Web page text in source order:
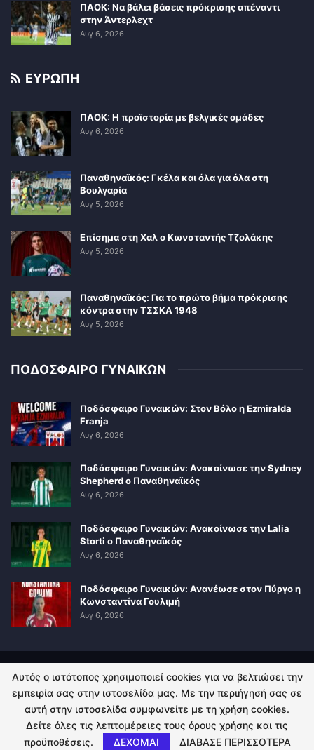
ΠΑΟΚ: Να βάλει βάσεις πρόκρισης απέναντι
στην Άντερλεχτ
Αυγ 6, 2026
ΕΥΡΩΠΗ
ΠΑΟΚ: Η προϊστορία με βελγικές ομάδες
Αυγ 6, 2026
Παναθηναϊκός: Γκέλα και όλα για όλα στη
Βουλγαρία
Αυγ 5, 2026
Επίσημα στη Χαλ ο Κωνσταντής Τζολάκης
Αυγ 5, 2026
Παναθηναϊκός: Για το πρώτο βήμα πρόκρισης
κόντρα στην ΤΣΣΚΑ 1948
Αυγ 5, 2026
ΠΟΔΟΣΦΑΙΡΟ ΓΥΝΑΙΚΩΝ
Ποδόσφαιρο Γυναικών: Στον Βόλο η Ezmiralda
Franja
Αυγ 6, 2026
Ποδόσφαιρο Γυναικών: Ανακοίνωσε την Sydney
Shepherd ο Παναθηναϊκός
Αυγ 6, 2026
Ποδόσφαιρο Γυναικών: Ανακοίνωσε την Lalia
Storti ο Παναθηναϊκός
Αυγ 6, 2026
Ποδόσφαιρο Γυναικών: Ανανέωσε στον Πύργο η
Κωνσταντίνα Γουλιμή
Αυγ 6, 2026
ΠΟΛΙΤΙΚΗ ΑΠΟΡΡΗΤΟΥ ΕΠΙΚΟΙΝΩΝΙΑ
© 2026 - Kingsport.gr. All Rights Reserved.
Αυτός ο ιστότοπος χρησιμοποιεί cookies για να βελτιώσει την
εμπειρία σας στην ιστοσελίδα μας. Με την περιήγησή σας σε
αυτή στην ιστοσελίδα συμφωνείτε με τη χρήση cookies.
Δείτε όλες τις λεπτομέρειες τους όρους χρήσης και τις
προϋποθέσεις.
ΔΕΧΟΜΑΙ ΔΙΑΒΑΣΕ ΠΕΡΙΣΣΟΤΕΡΑ